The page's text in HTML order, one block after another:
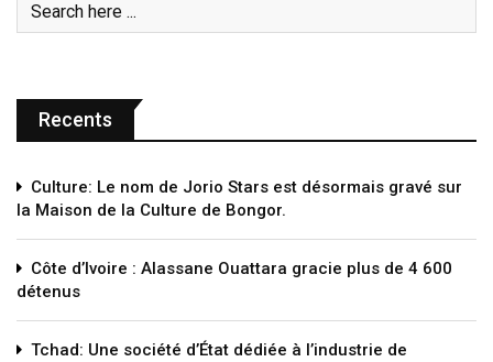
Recents
Culture: Le nom de Jorio Stars est désormais gravé sur
la Maison de la Culture de Bongor.
Côte d’Ivoire : Alassane Ouattara gracie plus de 4 600
détenus
Tchad: Une société d’État dédiée à l’industrie de